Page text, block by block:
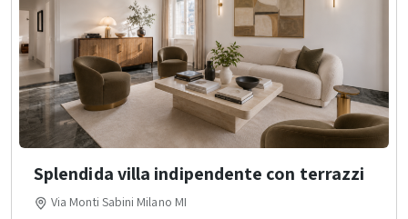
Splendida villa indipendente con terrazzi
Via Monti Sabini Milano MI